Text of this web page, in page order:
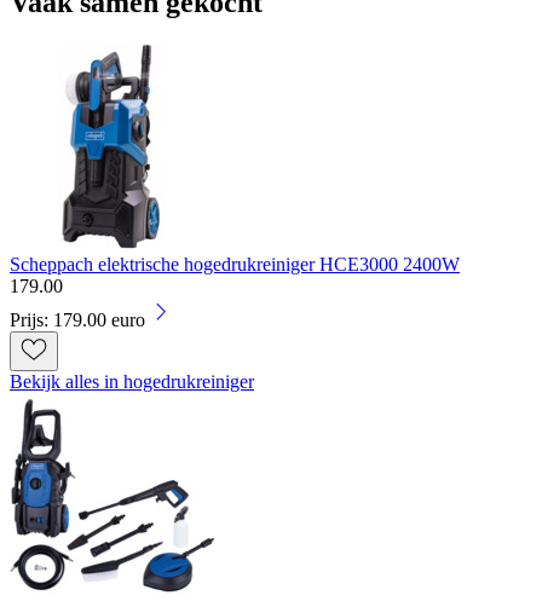
Scheppach elektrische hogedrukreiniger HCE3000 2400W
179.00
Prijs: 179.00 euro
Bekijk alles in hogedrukreiniger